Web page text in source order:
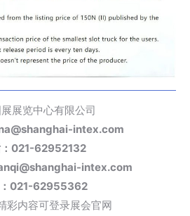
展览中心有限公司
intex.com
：021-62952132
intex.com
021-62955362
彩内容可登录展会官网